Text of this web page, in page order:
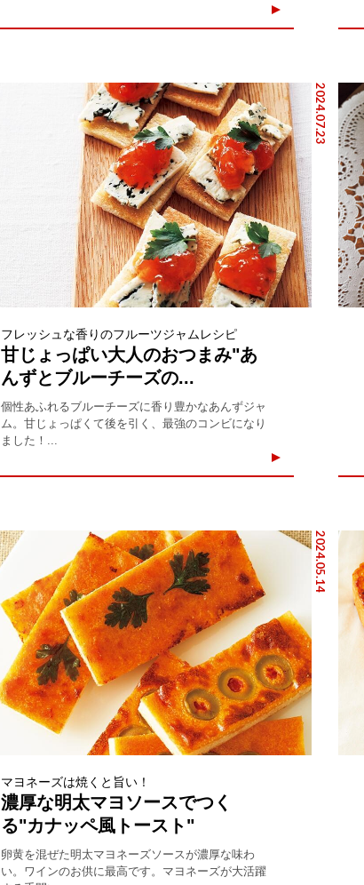
2024.07.23
フレッシュな香りのフルーツジャムレシピ
甘じょっぱい大人のおつまみ"あ
んずとブルーチーズの...
個性あふれるブルーチーズに香り豊かなあんずジャ
ム。甘じょっぱくて後を引く、最強のコンビになり
ました！...
2024.05.14
マヨネーズは焼くと旨い！
濃厚な明太マヨソースでつく
る"カナッペ風トースト"
卵黄を混ぜた明太マヨネーズソースが濃厚な味わ
い。ワインのお供に最高です。マヨネーズが大活躍